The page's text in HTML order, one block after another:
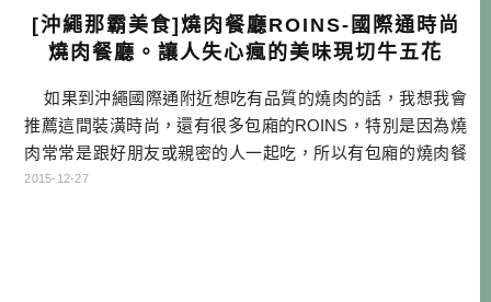
[沖繩那霸美食]燒肉餐廳ROINS-國際通時尚
燒肉餐廳。讓人失心瘋的美味現切牛五花
如果到沖繩國際通附近想吃有品質的燒肉的話，我想我會
推薦這間裝潢時尚，還有很多包廂的ROINS，特別是因為燒
肉常常是跟好朋友或親密的人一起吃，所以有包廂的燒肉餐
廳可說是非常重要的存在！且這間給你的感覺，就是乾乾淨
2015-12-27